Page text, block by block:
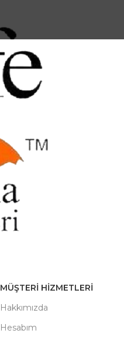
MÜŞTERI HIZMETLERI
Hakkımızda
Hesabım